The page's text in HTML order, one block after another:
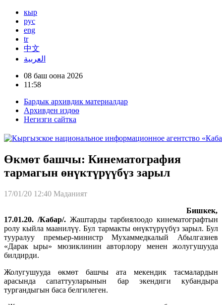
кыр
рус
eng
tr
中文
العربية
08 баш оона 2026
11:58
Бардык архивдик материалдар
Архивден издөө
Негизги сайтка
Өкмөт башчы: Кинематография
тармагын өнүктүрүүбүз зарыл
17/01/20 12:40 Маданият
Бишкек,
17.01.20. /Кабар/. Жаштарды тарбиялоодо кинематографтын
ролу кыйла маанилүү. Бул тармакты өнүктүрүүбүз зарыл. Бул
тууралуу премьер-министр Мухаммедкалый Абылгазиев
«Дарак ыры» мюзиклинин авторлору менен жолугушууда
билдирди.
Жолугушууда өкмөт башчы ата мекендик тасмалардын
арасында сапаттууларынын бар экендиги кубандыра
тургандыгын баса белгилеген.